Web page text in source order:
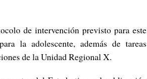
de intervención previsto para este
la adolescente, además de tareas
de la Unidad Regional X.